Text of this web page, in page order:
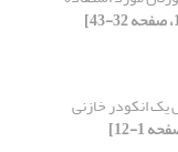
انکودر خازنی